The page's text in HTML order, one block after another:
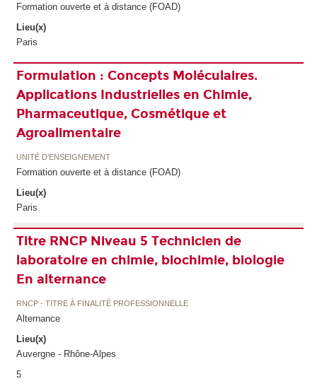
Formation ouverte et à distance (FOAD)
Lieu(x)
Paris
Formulation : Concepts Moléculaires.
Applications Industrielles en Chimie,
Pharmaceutique, Cosmétique et
Agroalimentaire
UNITÉ D’ENSEIGNEMENT
Formation ouverte et à distance (FOAD)
Lieu(x)
Paris
Titre RNCP Niveau 5 Technicien de
laboratoire en chimie, biochimie, biologie
En alternance
RNCP - TITRE À FINALITÉ PROFESSIONNELLE
Alternance
Lieu(x)
Auvergne - Rhône-Alpes
5